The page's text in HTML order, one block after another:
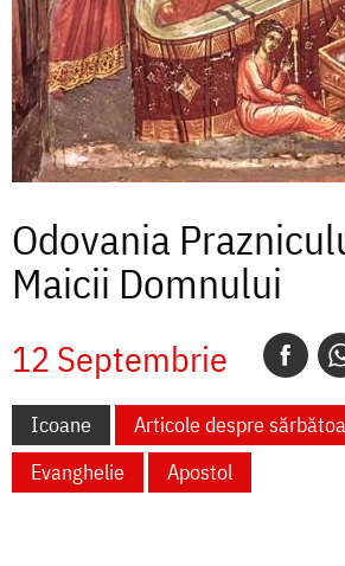
Odovania
Maicii Domnului
12 Septembrie
Icoane
Articole despre
Evanghelie
Apostol